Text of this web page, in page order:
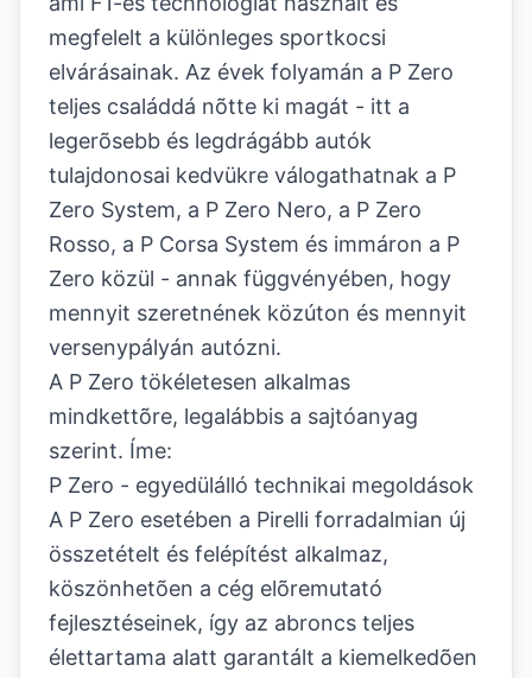
megfelelt a különleges sportkocsi
elvárásainak. Az évek folyamán a P Zero
teljes családdá nõtte ki magát - itt a
legerõsebb és legdrágább autók
tulajdonosai kedvükre válogathatnak a P
Zero System, a P Zero Nero, a P Zero
Rosso, a P Corsa System és immáron a P
Zero közül - annak függvényében, hogy
mennyit szeretnének közúton és mennyit
versenypályán autózni.
A P Zero tökéletesen alkalmas
mindkettõre, legalábbis a sajtóanyag
szerint. Íme:
P Zero - egyedülálló technikai megoldások
A P Zero esetében a Pirelli forradalmian új
összetételt és felépítést alkalmaz,
köszönhetõen a cég elõremutató
fejlesztéseinek, így az abroncs teljes
élettartama alatt garantált a kiemelkedõen